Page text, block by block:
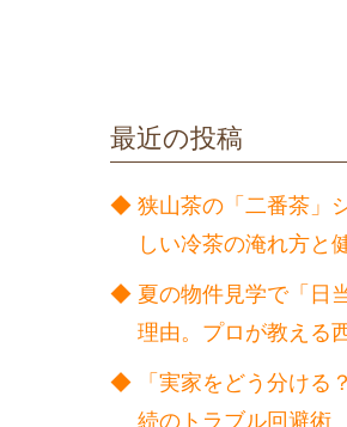
最近の投稿
狭山茶の「二番茶」
しい冷茶の淹れ方と
夏の物件見学で「日
理由。プロが教える
「実家をどう分ける
続のトラブル回避術